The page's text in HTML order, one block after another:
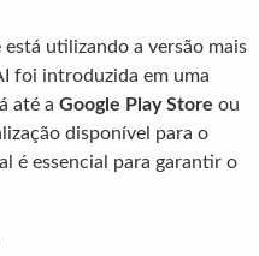
utilizando a versão mais
foi introduzida em uma
até a Google Play Store ou
disponível para o
é essencial para garantir o